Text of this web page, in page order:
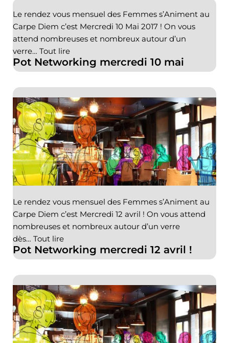
Pot Networking mercredi 10 mai
Le rendez vous mensuel des Femmes s’Animent au
Carpe Diem c’est Mercredi 10 Mai 2017 ! On vous
attend nombreuses et nombreux autour d’un
verre… Tout lire
Pot Networking mercredi 12 avril !
Le rendez vous mensuel des Femmes s’Animent au
Carpe Diem c’est Mercredi 12 avril ! On vous attend
nombreuses et nombreux autour d’un verre
dès… Tout lire